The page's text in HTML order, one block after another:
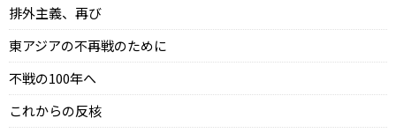
排外主義、再び
東アジアの不再戦のために
不戦の100年へ
これからの反核